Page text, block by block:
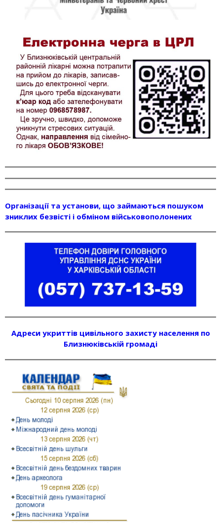
Організації та установи, що займаються пошуком
зниклих безвісті і обміном військовополонених
Адреси укриттів цивільного захисту населення по
Близнюківській громаді